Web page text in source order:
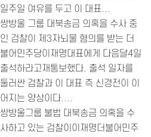
일주일 여유를 두고 이 대표...
쌍방울 그룹 대북송금 의혹을 수사 중
인 검찰이 제3자뇌물 혐의를 받는 더
불어민주당이재명대표에게 다음달4일
출석하라고재통보했다. 출석 일자를
둘러싼 검찰과 이 대표 측 신경전이 이
어지는 양상이다....
쌍방울그룹 불법 대북송금 의혹을 수
사하고 있는 검찰이이재명더불어민주